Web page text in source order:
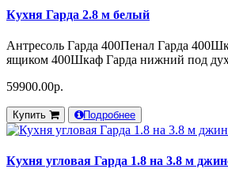
Кухня Гарда 2.8 м белый
Антресоль Гарда 400Пенал Гарда
ящиком 400Шкаф Гарда нижний под
59900.00р.
Купить Подробнее
Кухня угловая Гарда 1.8 на 3.8 м